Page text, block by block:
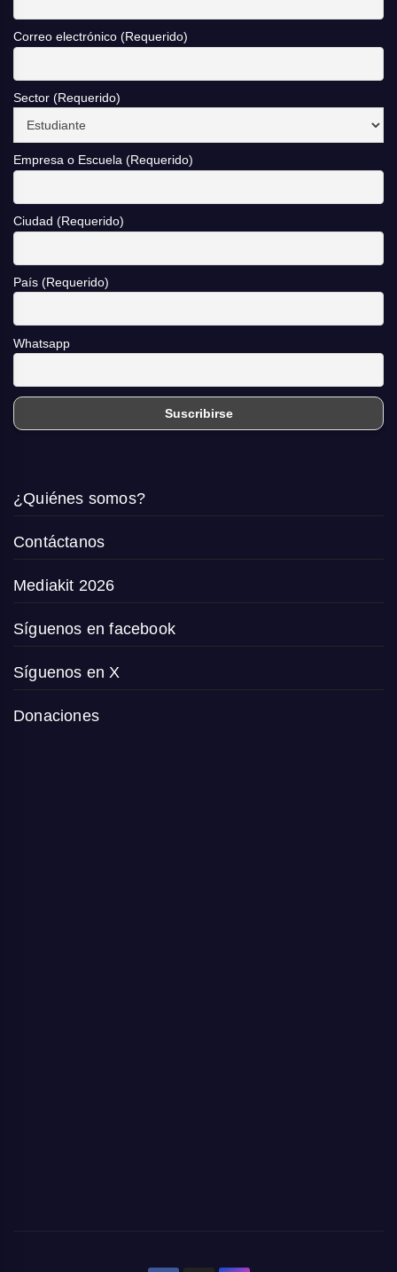
Correo electrónico (Requerido)
Sector (Requerido)
Empresa o Escuela (Requerido)
Ciudad (Requerido)
País (Requerido)
Whatsapp
¿Quiénes somos?
Contáctanos
Mediakit 2026
Síguenos en facebook
Síguenos en X
Donaciones